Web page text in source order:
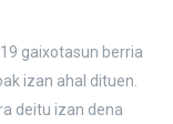
gaixotasun berria
izan ahal dituen.
deitu izan dena